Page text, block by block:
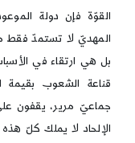
القوّة فإن دولة
المهديّ لا تستمدّ فقط
بل هي ارتقاء في
قناعة الشعوب بقيمة
جماعيّ مرير، يقفون
الإلحاد لا يملك كلّ